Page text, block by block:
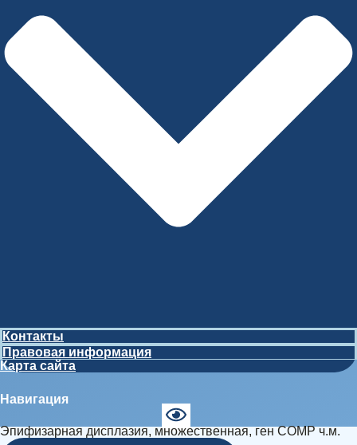
Контакты
Правовая информация
Карта сайта
Навигация
Эпифизарная дисплазия, множественная, ген COMP ч.м.